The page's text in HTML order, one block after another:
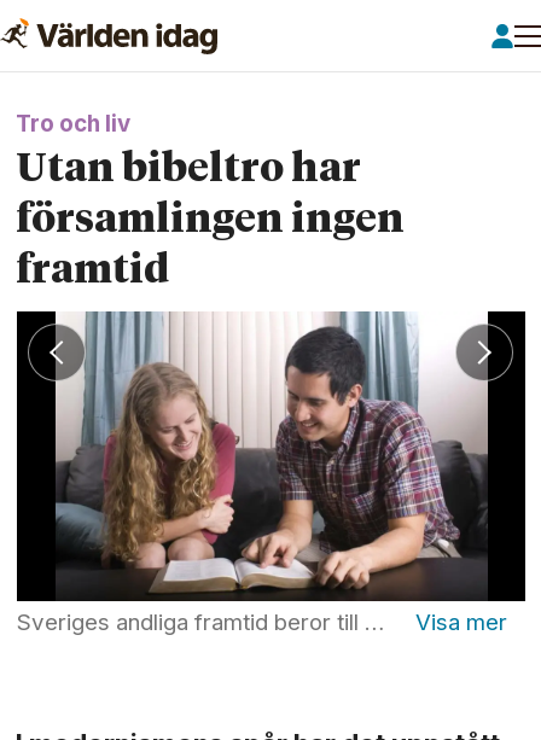
Tro och liv
Utan bibeltro har
församlingen ingen
framtid
Sveriges andliga framtid beror till stora delar på hur man tränar en ny generation av andliga ledare. Och Guds välsignelse är beroende av trons lydnad, vilket betyder lydnad mot hans Ord, skriver Anders Gerdmar. Foto: Christopher Futcher/Lightstock